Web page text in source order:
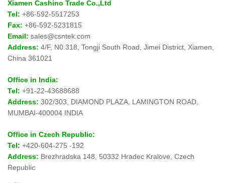
Xiamen Cashino Trade Co.,Ltd
Tel: +86-592-5517253
Fax: +86-592-5231815
Email: sales@csntek.com
Address: 4/F, N0.318, Tongji South Road, Jimei District, Xiamen,
China 361021
Office in India:
Tel: +91-22-43688688
Address: 302/303, DIAMOND PLAZA, LAMINGTON ROAD,
MUMBAI-400004 INDIA
Office in Czech Republic:
Tel: +420-604-275 -192
Address: Brezhradska 148, 50332 Hradec Kralove, Czech
Republic